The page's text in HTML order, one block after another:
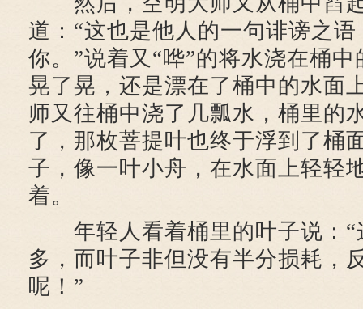
道：“这也是他人的一句诽谤之
你。”说着又“哗”的将水浇在桶
晃了晃，还是漂在了桶中的水面
师又往桶中浇了几瓢水，桶里的
了，那枚菩提叶也终于浮到了桶
子，像一叶小舟，在水面上轻轻
着。
年轻人看着桶里的叶子说：“
多，而叶子非但没有半分损耗，
呢！”